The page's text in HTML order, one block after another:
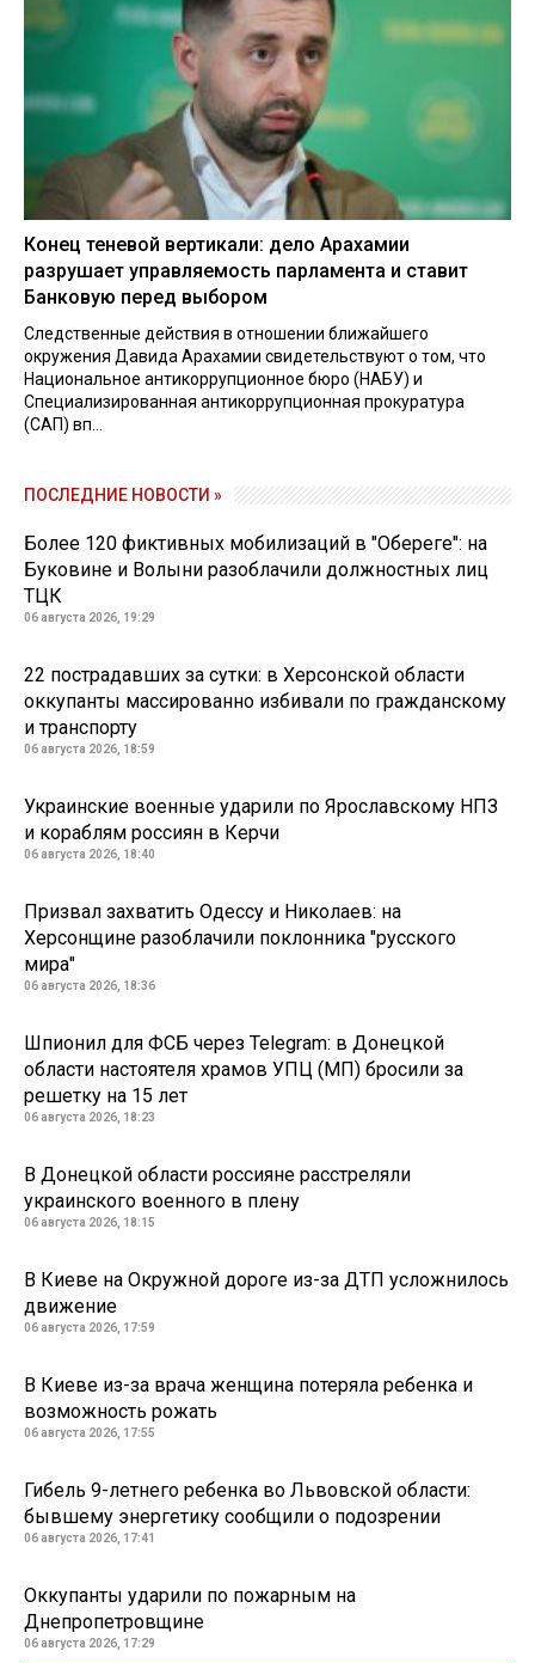
Конец теневой вертикали: дело Арахамии
разрушает управляемость парламента и ставит
Банковую перед выбором
Следственные действия в отношении ближайшего
окружения Давида Арахамии свидетельствуют о том, что
Национальное антикоррупционное бюро (НАБУ) и
Специализированная антикоррупционная прокуратура
(САП) вп...
ПОСЛЕДНИЕ НОВОСТИ »
Более 120 фиктивных мобилизаций в "Обереге": на
Буковине и Волыни разоблачили должностных лиц
ТЦК
06 августа 2026, 19:29
22 пострадавших за сутки: в Херсонской области
оккупанты массированно избивали по гражданскому
и транспорту
06 августа 2026, 18:59
Украинские военные ударили по Ярославскому НПЗ
и кораблям россиян в Керчи
06 августа 2026, 18:40
Призвал захватить Одессу и Николаев: на
Херсонщине разоблачили поклонника "русского
мира"
06 августа 2026, 18:36
Шпионил для ФСБ через Telegram: в Донецкой
области настоятеля храмов УПЦ (МП) бросили за
решетку на 15 лет
06 августа 2026, 18:23
В Донецкой области россияне расстреляли
украинского военного в плену
06 августа 2026, 18:15
В Киеве на Окружной дороге из-за ДТП усложнилось
движение
06 августа 2026, 17:59
В Киеве из-за врача женщина потеряла ребенка и
возможность рожать
06 августа 2026, 17:55
Гибель 9-летнего ребенка во Львовской области:
бывшему энергетику сообщили о подозрении
06 августа 2026, 17:41
Оккупанты ударили по пожарным на
Днепропетровщине
06 августа 2026, 17:29